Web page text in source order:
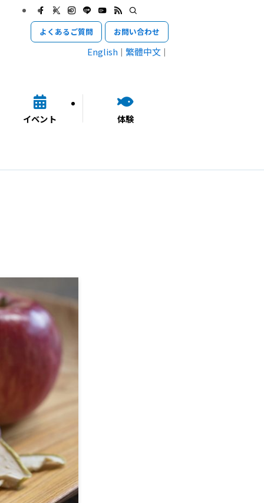
イベント 体験
よくあるご質問 お問い合わせ
English 繁體中文